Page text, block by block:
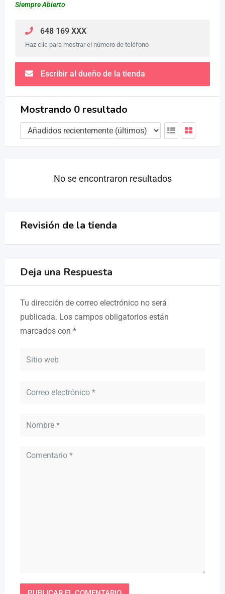
Mostrando 0 resultado
No se encontraron resultados
Revisión de la tienda
Deja una Respuesta
Tu dirección de correo electrónico no será
publicada. Los campos obligatorios están
marcados con *
Siempre Abierto
648 169 XXX
Haz clic para mostrar el número de teléfono
Escribir al dueño de la tienda